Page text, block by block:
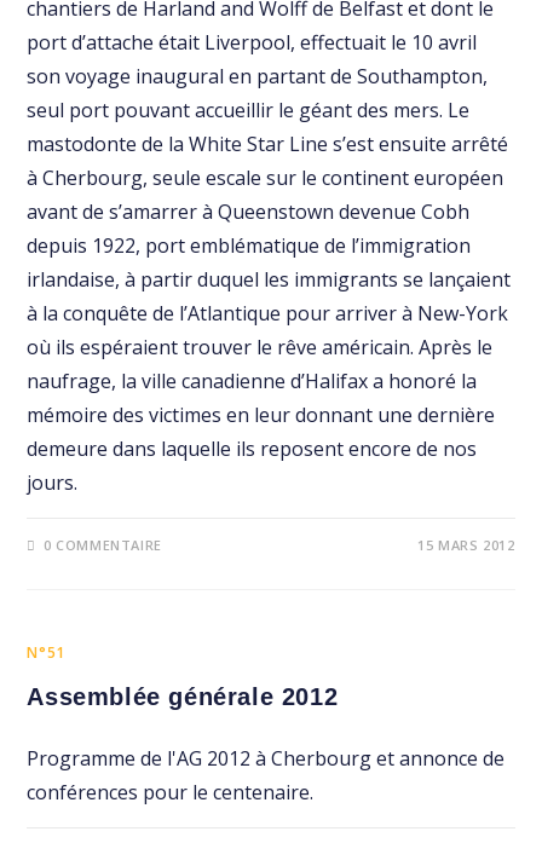
chantiers de Harland and Wolff de Belfast et dont le
port d’attache était Liverpool, effectuait le 10 avril
son voyage inaugural en partant de Southampton,
seul port pouvant accueillir le géant des mers. Le
mastodonte de la White Star Line s’est ensuite arrêté
à Cherbourg, seule escale sur le continent européen
avant de s’amarrer à Queenstown devenue Cobh
depuis 1922, port emblématique de l’immigration
irlandaise, à partir duquel les immigrants se lançaient
à la conquête de l’Atlantique pour arriver à New-York
où ils espéraient trouver le rêve américain. Après le
naufrage, la ville canadienne d’Halifax a honoré la
mémoire des victimes en leur donnant une dernière
demeure dans laquelle ils reposent encore de nos
jours.
0 COMMENTAIRE 15 MARS 2012
N°51
Assemblée générale 2012
Programme de l'AG 2012 à Cherbourg et annonce de
conférences pour le centenaire.